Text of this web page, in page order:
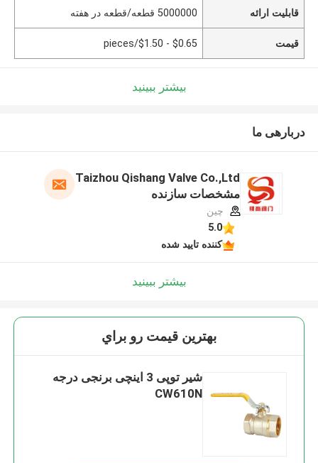
قابلیت ارائه 5000000 قطعه/قطعه در هفته
قیمت $0.65 - $1.50/pieces
بیشتر ببینید
دربارهی ما
Taizhou Qishang Valve Co.,Ltd
مشخصات سازنده
چین
5.0
کننده تایید شده
بیشتر ببینید
بهترين قيمت رو براي
شیر توپی 3 اینچی برنجی درجه
CW610N